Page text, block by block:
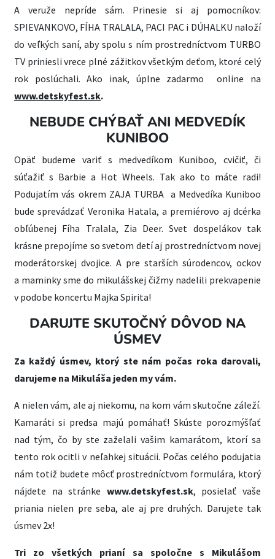
A veruže nepríde sám. Prinesie si aj pomocníkov:
SPIEVANKOVO, FÍHA TRALALA, PACI PAC i DÚHALKU naloží
do veľkých saní, aby spolu s ním prostredníctvom TURBO
TV priniesli vrece plné zážitkov všetkým deťom, ktoré celý
rok poslúchali. Ako inak, úplne zadarmo online na
www.detskyfest.sk.
NEBUDE CHÝBAŤ ANI MEDVEDÍK
KUNIBOO
Opäť budeme variť s medvedíkom Kuniboo, cvičiť, či
súťažiť s Barbie a Hot Wheels. Tak ako to máte radi!
Podujatím vás okrem ZAJA TURBA a Medvedíka Kuniboo
bude sprevádzať Veronika Hatala, a premiérovo aj dcérka
obľúbenej Fíha Tralala, Zia Deer. Svet dospelákov tak
krásne prepojíme so svetom detí aj prostredníctvom novej
moderátorskej dvojice. A pre starších súrodencov, ockov
a maminky sme do mikulášskej čižmy nadelili prekvapenie
v podobe koncertu Majka Spirita!
DARUJTE SKUTOČNÝ DÔVOD NA
ÚSMEV
Za každý úsmev, ktorý ste nám počas roka darovali,
darujeme na Mikuláša jeden my vám.
A nielen vám, ale aj niekomu, na kom vám skutočne záleží.
Kamaráti si predsa majú pomáhať! Skúste porozmýšľať
nad tým, čo by ste zaželali vašim kamarátom, ktorí sa
tento rok ocitli v neľahkej situácii. Počas celého podujatia
nám totiž budete môcť prostredníctvom formulára, ktorý
nájdete na stránke www.detskyfest.sk, posielať vaše
priania nielen pre seba, ale aj pre druhých. Darujete tak
úsmev 2x!
Tri zo všetkých prianí sa spoločne s Mikulášom